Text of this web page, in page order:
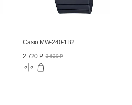
Casio MW-240-1B2
2 720 Р 3 620 Р